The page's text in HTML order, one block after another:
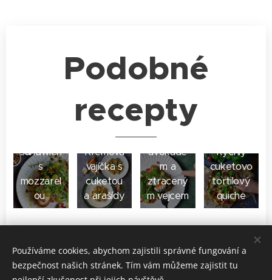
Podobné
recepty
sandwich
s
mozzarel
ou
Krémová
vajíčka s
cuketou
a arašídy
Batáty s
avokáde
m a
ztracený
m vejcem
Rychlý
cuketovo
tortilový
quiche
Používáme cookies, abychom zajistili správné fungování a
bezpečnost našich stránek. Tím vám můžeme zajistit tu